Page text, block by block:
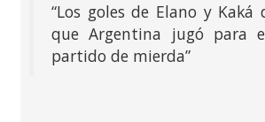
“Los goles de Elano y Kaká
que Argentina jugó para
partido de mierda”